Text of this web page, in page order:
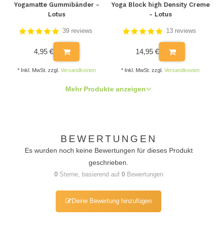
Yogamatte Gummibänder -
Lotus
39 reviews
4,95 €
* Inkl. MwSt. zzgl. Versandkosten
Yoga Block high Density Creme
- Lotus
13 reviews
14,95 €
* Inkl. MwSt. zzgl. Versandkosten
Mehr Produkte anzeigen
BEWERTUNGEN
Es wurden noch keine Bewertungen für dieses Produkt
geschrieben.
0Sterne, basierend auf 0Bewertungen
Deine Bewertung hinzufügen